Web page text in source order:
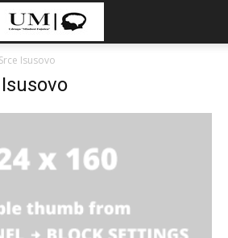
Srce Isusovo